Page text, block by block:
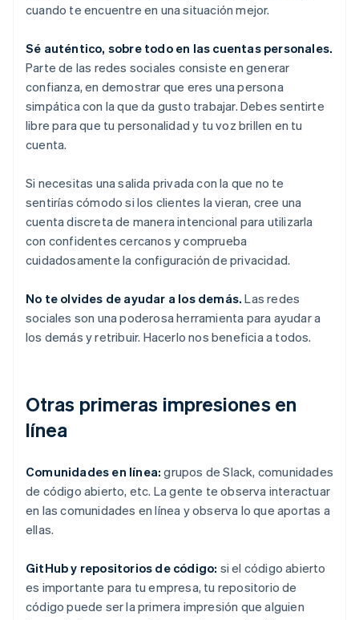
cuando te encuentre en una situación mejor.
Sé auténtico, sobre todo en las cuentas personales.
Parte de las redes sociales consiste en generar
confianza, en demostrar que eres una persona
simpática con la que da gusto trabajar. Debes sentirte
libre para que tu personalidad y tu voz brillen en tu
cuenta.
Si necesitas una salida privada con la que no te
sentirías cómodo si los clientes la vieran, cree una
cuenta discreta de manera intencional para utilizarla
con confidentes cercanos y comprueba
cuidadosamente la configuración de privacidad.
No te olvides de ayudar a los demás. Las redes
sociales son una poderosa herramienta para ayudar a
los demás y retribuir. Hacerlo nos beneficia a todos.
Otras primeras impresiones en
línea
Comunidades en línea: grupos de Slack, comunidades
de código abierto, etc. La gente te observa interactuar
en las comunidades en línea y observa lo que aportas a
ellas.
GitHub y repositorios de código: si el código abierto
es importante para tu empresa, tu repositorio de
código puede ser la primera impresión que alguien